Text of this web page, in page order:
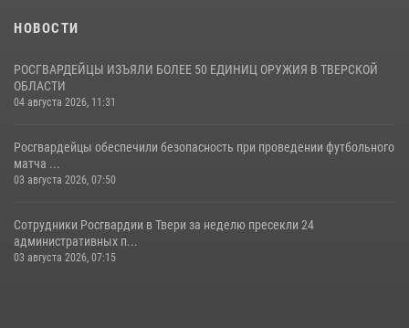
НОВОСТИ
РОСГВАРДЕЙЦЫ ИЗЪЯЛИ БОЛЕЕ 50 ЕДИНИЦ ОРУЖИЯ В ТВЕРСКОЙ
ОБЛАСТИ
04 августа 2026, 11:31
Росгвардейцы обеспечили безопасность при проведении футбольного
матча ...
03 августа 2026, 07:50
Сотрудники Росгвардии в Твери за неделю пресекли 24
административных п...
03 августа 2026, 07:15